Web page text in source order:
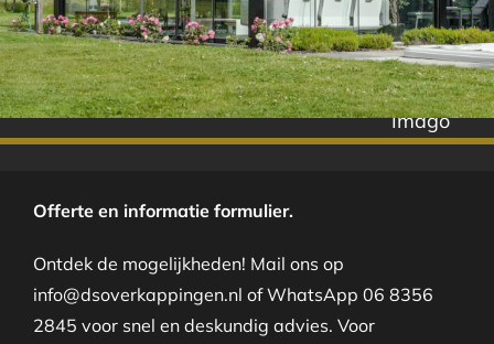
Imago
Offerte en informatie formulier.
Ontdek de mogelijkheden! Mail ons op
info@dsoverkappingen.nl of WhatsApp 06 8356
2845 voor snel en deskundig advies. Voor